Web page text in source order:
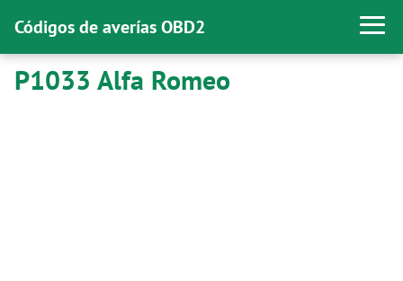
Códigos de averías OBD2
P1033 Alfa Romeo